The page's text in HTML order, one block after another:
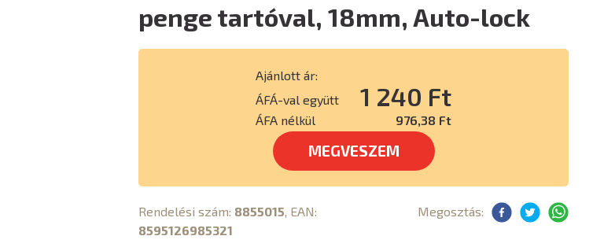
penge tartóval, 18mm, Auto-lock
Ajánlott ár:
ÁFÁ-val együtt
1 240 Ft
ÁFA nélkül 976,38 Ft
MEGVESZEM
Rendelési szám: 8855015 , EAN:
8595126985321
Megosztás: